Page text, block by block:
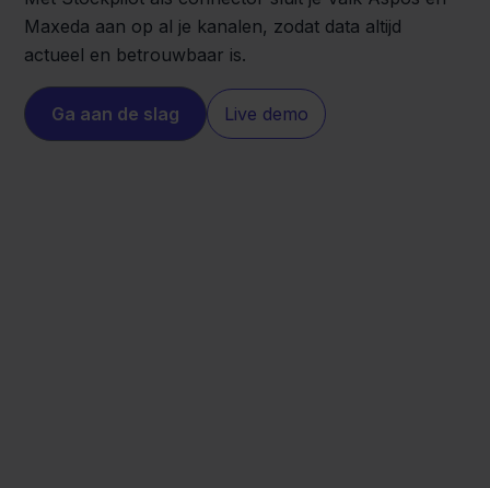
Maxeda aan op al je kanalen, zodat data altijd
actueel en betrouwbaar is.
Ga aan de slag Live demo